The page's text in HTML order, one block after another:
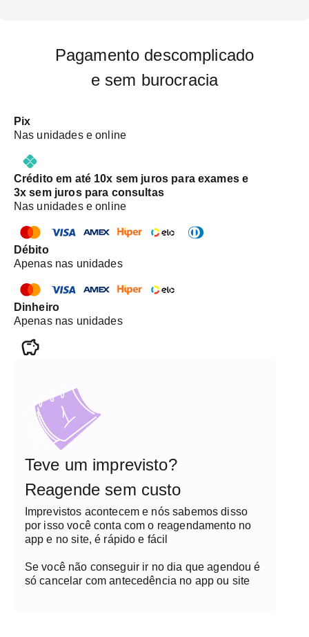
Pagamento descomplicado
e sem burocracia
Pix
Nas unidades e online
Crédito em até 10x sem juros para exames e
3x sem juros para consultas
Nas unidades e online
Débito
Apenas nas unidades
Dinheiro
Apenas nas unidades
Teve um imprevisto?
Reagende sem custo
Imprevistos acontecem e nós sabemos disso
por isso você conta com o reagendamento no
app e no site, é rápido e fácil
Se você não conseguir ir no dia que agendou é
só cancelar com antecedência no app ou site